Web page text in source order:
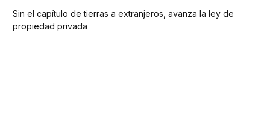
Sin el capítulo de tierras a extranjeros, avanza la ley de
propiedad privada